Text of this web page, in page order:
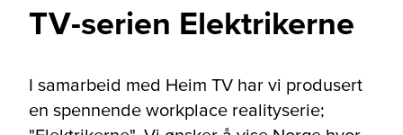
TV-serien Elektrikerne
I samarbeid med Heim TV har vi produsert
en spennende workplace realityserie;